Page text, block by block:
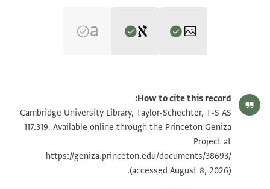
Yusuf Umrethwala's digital edition (2023).
T-S AS 117.319 1v
تكبير و تدوير
بان هذه الموضع ايامـ[
مضى للعبد وله فيه عدة سنين وكان فيه متفـ[
]...الطريق ممن زال فيك يذبحه[
بيان أذونات الصورة
How to cite this record:
Cambridge University Library, Taylor-Schechter, T-S AS
117.319. Available online through the Princeton Geniza
Project at
https://geniza.princeton.edu/documents/38693/
(accessed August 8, 2026).